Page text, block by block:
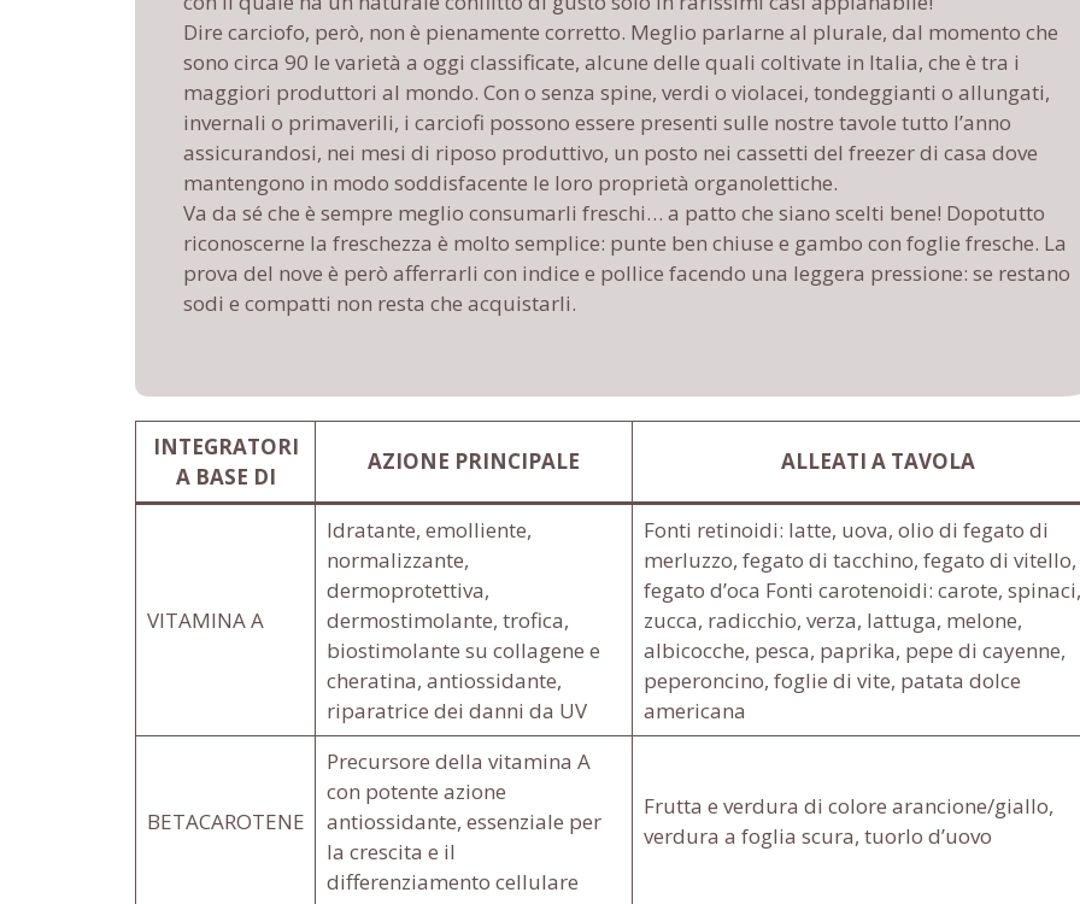
Dire carciofo, però, non è pienamente corretto. Meglio parlarne al plurale, dal momento che
sono circa 90 le varietà a oggi classificate, alcune delle quali coltivate in Italia, che è tra i
maggiori produttori al mondo. Con o senza spine, verdi o violacei, tondeggianti o allungati,
invernali o primaverili, i carciofi possono essere presenti sulle nostre tavole tutto l’anno
assicurandosi, nei mesi di riposo produttivo, un posto nei cassetti del freezer di casa dove
mantengono in modo soddisfacente le loro proprietà organolettiche.
Va da sé che è sempre meglio consumarli freschi… a patto che siano scelti bene! Dopotutto
riconoscerne la freschezza è molto semplice: punte ben chiuse e gambo con foglie fresche. La
prova del nove è però afferrarli con indice e pollice facendo una leggera pressione: se restano
sodi e compatti non resta che acquistarli.
INTEGRATORI
A BASE DI
AZIONE PRINCIPALE ALLEATI A TAVOLA
VITAMINA A
Idratante, emolliente,
normalizzante,
dermoprotettiva,
dermostimolante, trofica,
biostimolante su collagene e
cheratina, antiossidante,
riparatrice dei danni da UV
Fonti retinoidi: latte, uova, olio di fegato di
merluzzo, fegato di tacchino, fegato di vitello,
fegato d’oca Fonti carotenoidi: carote, spinaci,
zucca, radicchio, verza, lattuga, melone,
albicocche, pesca, paprika, pepe di cayenne,
peperoncino, foglie di vite, patata dolce
americana
BETACAROTENE
Precursore della vitamina A
con potente azione
antiossidante, essenziale per
la crescita e il
differenziamento cellulare
Frutta e verdura di colore arancione/giallo,
verdura a foglia scura, tuorlo d’uovo